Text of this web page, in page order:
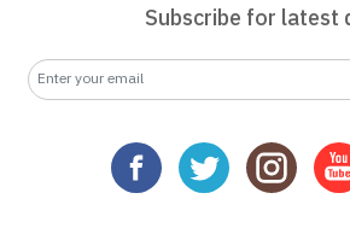
Subscribe for latest